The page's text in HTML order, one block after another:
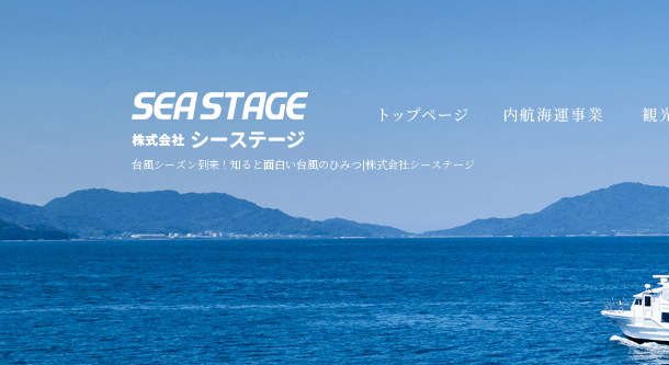
台風シーズン到来！知ると面白い台風のひみつ|株式会社シーステージ